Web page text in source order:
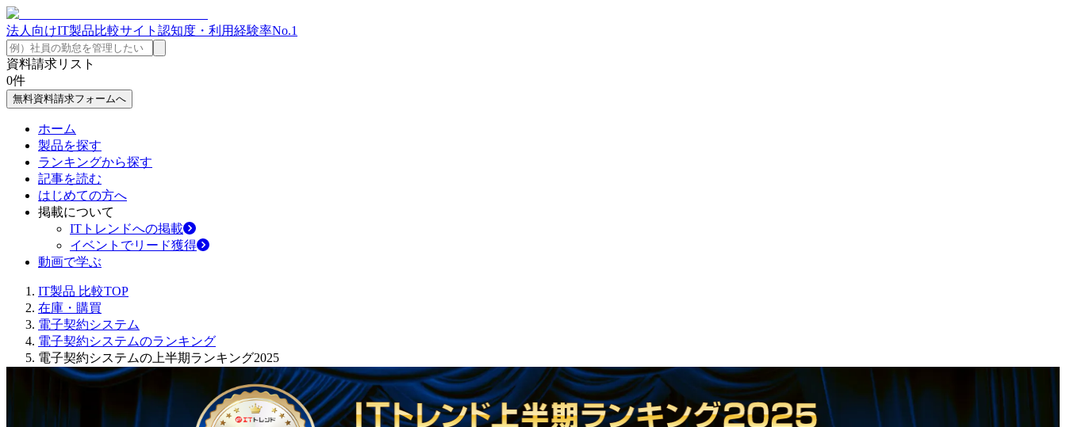
法人向けIT製品比較サイト 認知度・利用経験率No.1
資料請求リスト
0件
無料資料請求フォームへ
ホーム
製品を探す
ランキングから探す
記事を読む
はじめての方へ
掲載について
ITトレンドへの掲載
イベントでリード獲得
動画で学ぶ
IT製品 比較TOP
在庫・購買
電子契約システム
電子契約システムのランキング
電子契約システムの上半期ランキング2025